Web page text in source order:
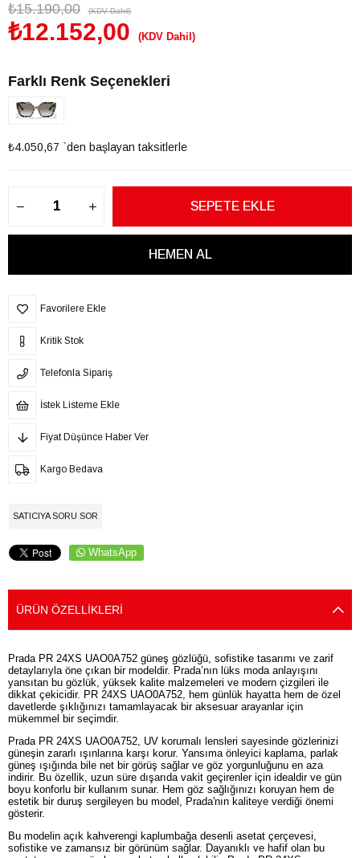
₺15.190,00 (KDV Dahil)
₺12.152,00 (KDV Dahil)
Farklı Renk Seçenekleri
₺4.050,67 `den başlayan taksitlerle
Favorilere Ekle
Kritik Stok
Telefonla Sipariş
İstek Listeme Ekle
Fiyat Düşünce Haber Ver
Kargo Bedava
SATICIYA SORU SOR
WhatsApp
ÜRÜN ÖZELLIKLERI
Prada PR 24XS UAO0A752 güneş gözlüğü, sofistike tasarımı ve zarif
detaylarıyla öne çıkan bir modeldir. Prada’nın lüks moda anlayışını
yansıtan bu gözlük, yüksek kalite malzemeleri ve modern çizgileri ile
dikkat çekicidir. PR 24XS UAO0A752, hem günlük hayatta hem de özel
davetlerde şıklığınızı tamamlayacak bir aksesuar arayanlar için
mükemmel bir seçimdir.
Prada PR 24XS UAO0A752, UV korumalı lensleri sayesinde gözlerinizi
güneşin zararlı ışınlarına karşı korur. Yansıma önleyici kaplama, parlak
güneş ışığında bile net bir görüş sağlar ve göz yorgunluğunu en aza
indirir. Bu özellik, uzun süre dışarıda vakit geçirenler için idealdir ve gün
boyu konforlu bir kullanım sunar. Hem göz sağlığınızı koruyan hem de
estetik bir duruş sergileyen bu model, Prada'nın kaliteye verdiği önemi
gösterir.
Bu modelin açık kahverengi kaplumbağa desenli asetat çerçevesi,
sofistike ve zamansız bir görünüm sağlar. Dayanıklı ve hafif olan bu